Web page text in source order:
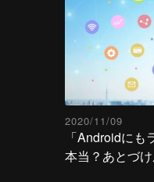
2020/11/09
「Androidに
本当？あとづ